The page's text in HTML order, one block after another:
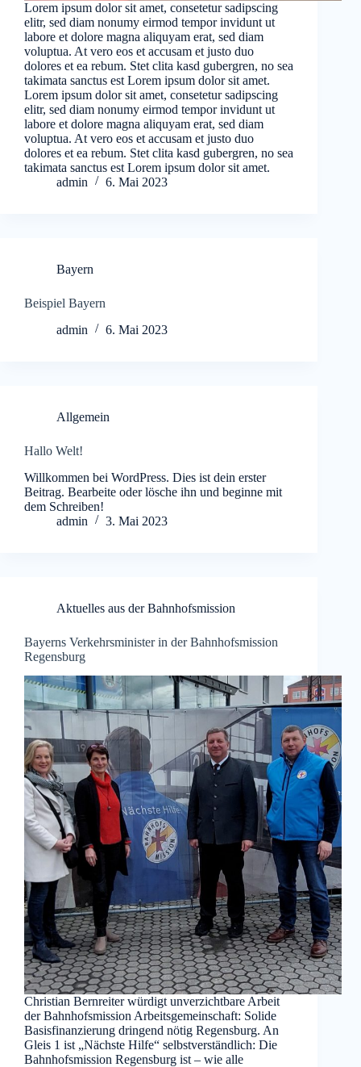
Lorem ipsum dolor sit amet, consetetur sadipscing
elitr, sed diam nonumy eirmod tempor invidunt ut
labore et dolore magna aliquyam erat, sed diam
voluptua. At vero eos et accusam et justo duo
dolores et ea rebum. Stet clita kasd gubergren, no sea
takimata sanctus est Lorem ipsum dolor sit amet.
Lorem ipsum dolor sit amet, consetetur sadipscing
elitr, sed diam nonumy eirmod tempor invidunt ut
labore et dolore magna aliquyam erat, sed diam
voluptua. At vero eos et accusam et justo duo
dolores et ea rebum. Stet clita kasd gubergren, no sea
takimata sanctus est Lorem ipsum dolor sit amet.
admin
6. Mai 2023
Bayern
Beispiel Bayern
admin
6. Mai 2023
Allgemein
Hallo Welt!
Willkommen bei WordPress. Dies ist dein erster
Beitrag. Bearbeite oder lösche ihn und beginne mit
dem Schreiben!
admin
3. Mai 2023
Aktuelles aus der Bahnhofsmission
Bayerns Verkehrsminister in der Bahnhofsmission
Regensburg
Christian Bernreiter würdigt unverzichtbare Arbeit
der Bahnhofsmission Arbeitsgemeinschaft: Solide
Basisfinanzierung dringend nötig Regensburg. An
Gleis 1 ist „Nächste Hilfe“ selbstverständlich: Die
Bahnhofsmission Regensburg ist – wie alle